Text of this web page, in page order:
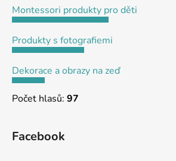
Montessori produkty pro děti
Produkty s fotografiemi
Dekorace a obrazy na zeď
Počet hlasů: 97
Facebook